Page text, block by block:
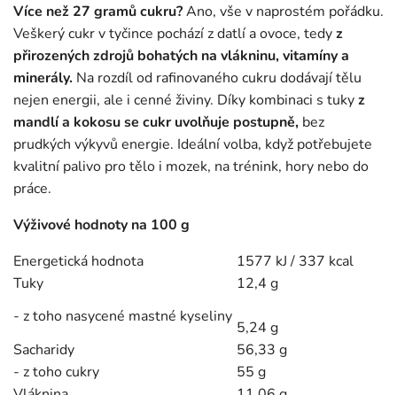
Více než 27 gramů cukru?Ano, vše v naprostém pořádku.
Veškerý cukr v tyčince pochází z datlí a ovoce, tedyz
přirozených zdrojů bohatých na vlákninu, vitamíny a
minerály. Na rozdíl od rafinovaného cukru dodávají tělu
nejen energii, ale i cenné živiny. Díky kombinaci s tukyz
mandlí a kokosu se cukr uvolňuje postupně, bez
prudkých výkyvů energie. Ideální volba, když potřebujete
kvalitní palivo pro tělo i mozek, na trénink, hory nebo do
práce.
Výživové hodnoty na 100 g
Energetická hodnota
1577 kJ / 337 kcal
Tuky
12,4 g
- z toho nasycené mastné kyseliny
5,24 g
Sacharidy
56,33 g
- z toho cukry
55 g